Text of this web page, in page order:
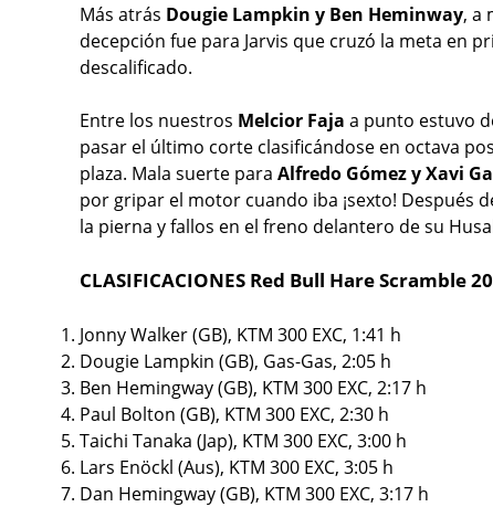
Más atrás Dougie Lampkin y Ben Heminway, a
decepción fue para Jarvis que cruzó la meta en
descalificado.
Entre los nuestros Melcior Faja a punto estuvo
pasar el último corte clasificándose en octava
plaza. Mala suerte para Alfredo Gómez y Xavi
por gripar el motor cuando iba ¡sexto! Después
la pierna y fallos en el freno delantero de su
CLASIFICACIONES Red Bull Hare Scramble
Jonny Walker (GB), KTM 300 EXC, 1:41 h
Dougie Lampkin (GB), Gas-Gas, 2:05 h
Ben Hemingway (GB), KTM 300 EXC, 2:17 h
Paul Bolton (GB), KTM 300 EXC, 2:30 h
Taichi Tanaka (Jap), KTM 300 EXC, 3:00 h
Lars Enöckl (Aus), KTM 300 EXC, 3:05 h
Dan Hemingway (GB), KTM 300 EXC, 3:17 h